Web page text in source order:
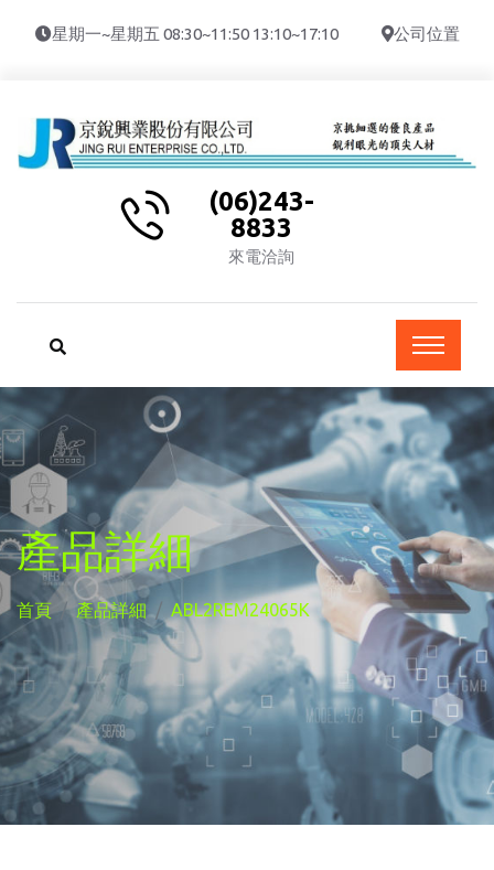
星期一~星期五 08:30~11:50 13:10~17:10 公司位置
(06)243-
8833
來電洽詢
產品詳細
首頁 產品詳細 ABL2REM24065K